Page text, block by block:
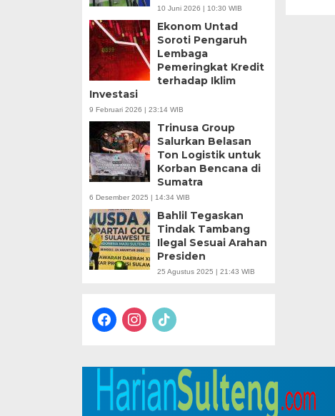
10 Juni 2026 | 10:30 WIB
Ekonom Untad
Soroti Pengaruh
Lembaga
Pemeringkat Kredit
terhadap Iklim
Investasi
9 Februari 2026 | 23:14 WIB
Trinusa Group
Salurkan Belasan
Ton Logistik untuk
Korban Bencana di
Sumatra
6 Desember 2025 | 14:34 WIB
Bahlil Tegaskan
Tindak Tambang
Ilegal Sesuai Arahan
Presiden
25 Agustus 2025 | 21:43 WIB
facebookinstagram
tiktok